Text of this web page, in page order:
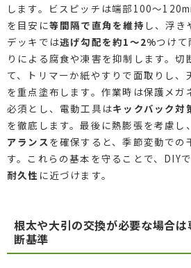
します。ビスピッチは端部100〜
を目安に等間隔で直角を維持 し、浮き
デッキでは逃げ勾配を約1〜2%つけて
りによる腐食や凍害を抑制します。切
て、トリマーか紙やすりで面取りし、
を重点塗布します。作業時は保護メガ
必須とし、電動工具はキックバック対
を徹底します。最後に熱膨張を考慮し
アランス を確保すると、季節変動での
す。これらの基本を守ることで、DIY
耐久性 に近づけます。
根太や大引の交換が必要な場合
断基準